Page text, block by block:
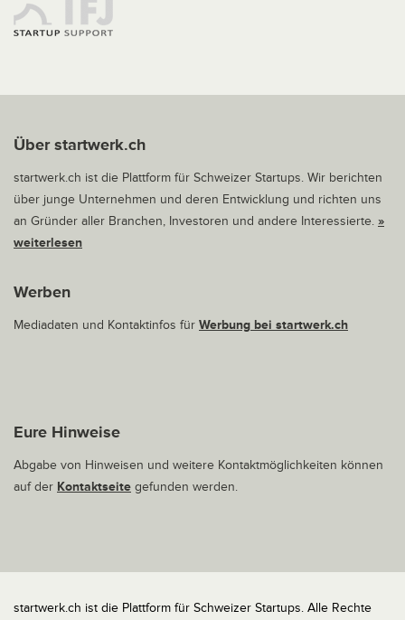
Über startwerk.ch
startwerk.ch ist die Plattform für Schweizer Startups. Wir berichten
über junge Unternehmen und deren Entwicklung und richten uns
an Gründer aller Branchen, Investoren und andere Interessierte. »
weiterlesen
Werben
Mediadaten und Kontaktinfos für Werbung bei startwerk.ch
Eure Hinweise
Abgabe von Hinweisen und weitere Kontaktmöglichkeiten können
auf der Kontaktseite gefunden werden.
startwerk.ch ist die Plattform für Schweizer Startups. Alle Rechte